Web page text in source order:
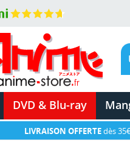
DVD & Blu-ray
LIVRAISON OFFERTEdès